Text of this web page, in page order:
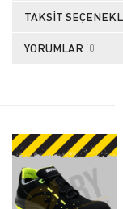
TAKSIT
YORUMLAR (0)